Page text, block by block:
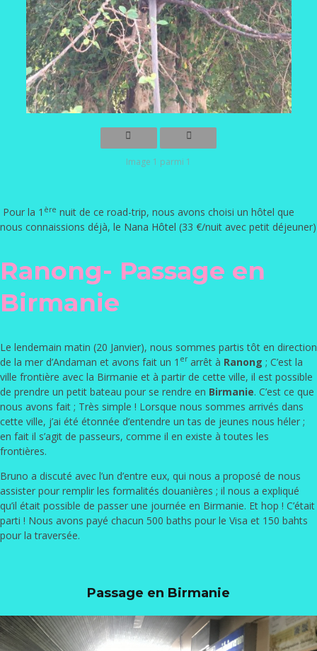
Image 1 parmi 1
Pour la 1 ère nuit de ce road-trip, nous avons choisi un hôtel que
nous connaissions déjà, le Nana Hôtel (33 €/nuit avec petit déjeuner)
Ranong- Passage en
Birmanie
Le lendemain matin (20 Janvier), nous sommes partis tôt en direction
de la mer d’Andaman et avons fait un 1 erarrêt à Ranong ; C’est la
ville frontière avec la Birmanie et à partir de cette ville, il est possible
de prendre un petit bateau pour se rendre en Birmanie. C’est ce que
nous avons fait ; Très simple ! Lorsque nous sommes arrivés dans
cette ville, j’ai été étonnée d’entendre un tas de jeunes nous héler ;
en fait il s’agit de passeurs, comme il en existe à toutes les
frontières.
Bruno a discuté avec l’un d’entre eux, qui nous a proposé de nous
assister pour remplir les formalités douanières ; il nous a expliqué
qu’il était possible de passer une journée en Birmanie. Et hop ! C’était
parti ! Nous avons payé chacun 500 baths pour le Visa et 150 bahts
pour la traversée.
Passage en Birmanie